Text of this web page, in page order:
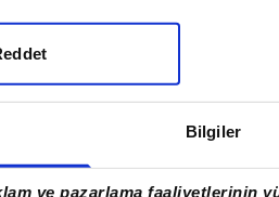
Bilgiler
ve pazarlama faaliyetlerinin
GAİN #GALATASARAY